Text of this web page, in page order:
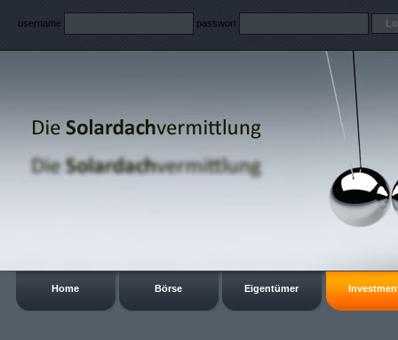
username passwort
Home Börse Eigentümer